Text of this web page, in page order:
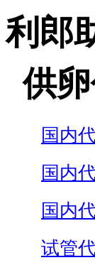
利郎
供
国内
国内
国内
试管